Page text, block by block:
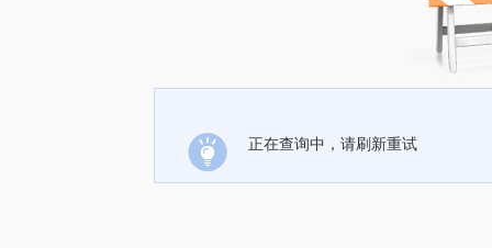
正在查询中，请刷新重试